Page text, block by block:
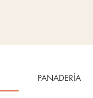
PANADERÍA